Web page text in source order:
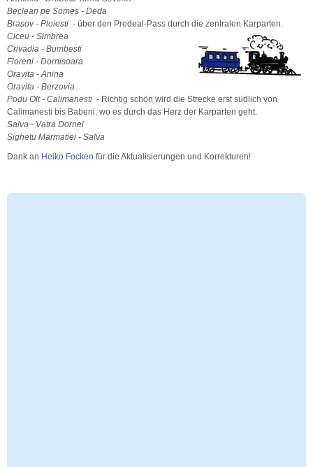
Beclean pe Somes - Deda
Brasov - Ploiesti - über den Predeal-Pass durch die zentralen Karparten.
Ciceu - Simbrea
Crivadia - Bumbesti
Floreni - Dornisoara
Oravita - Anina
Oravita - Berzovia
Podu Olt - Calimanesti - Richtig schön wird die Strecke erst südlich von
Calimanesti bis Babeni, wo es durch das Herz der Karparten geht.
Salva - Vatra Dornei
Sighetu Marmatiei - Salva
Dank an Heiko Focken für die Aktualisierungen und Korrekturen!